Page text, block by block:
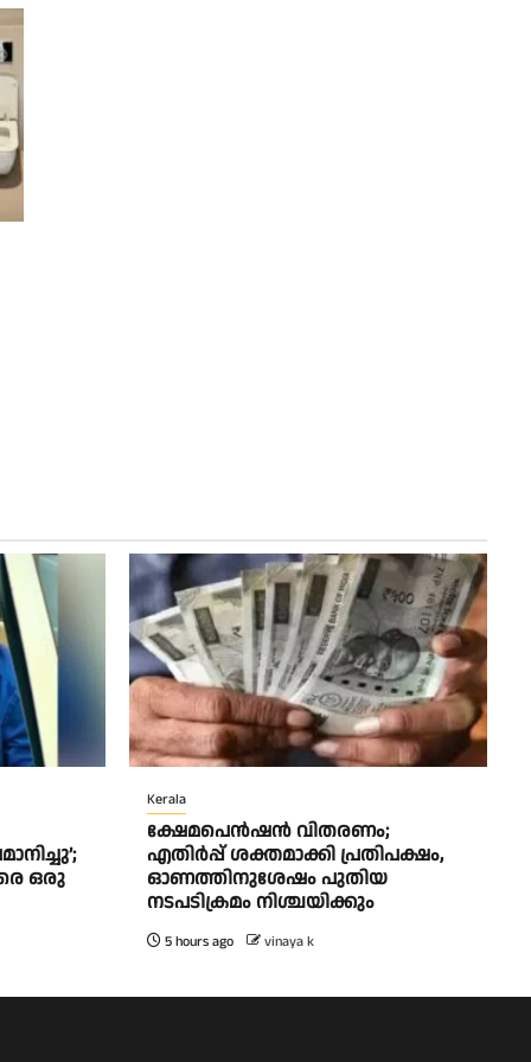
ഒരു
Kerala
ക്ഷേമപെൻഷൻ വിതരണം;
എതിർപ്പ് ശക്തമാക്കി പ്രതിപക്ഷം,
ഓണത്തിനുശേഷം പുതിയ
നടപടിക്രമം നിശ്ചയിക്കും
5 hours ago vinaya k